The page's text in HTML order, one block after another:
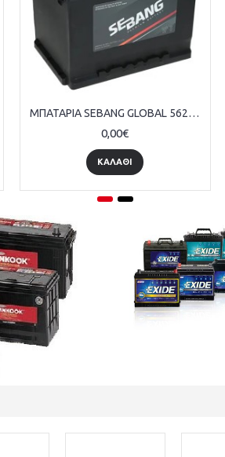
ΜΠΑΤΑΡΙΑ EXIDE AGM EK1050 12V 105AH ΕΥΡΩΠΑΙΚΟΥ ΤΥΠΟΥ